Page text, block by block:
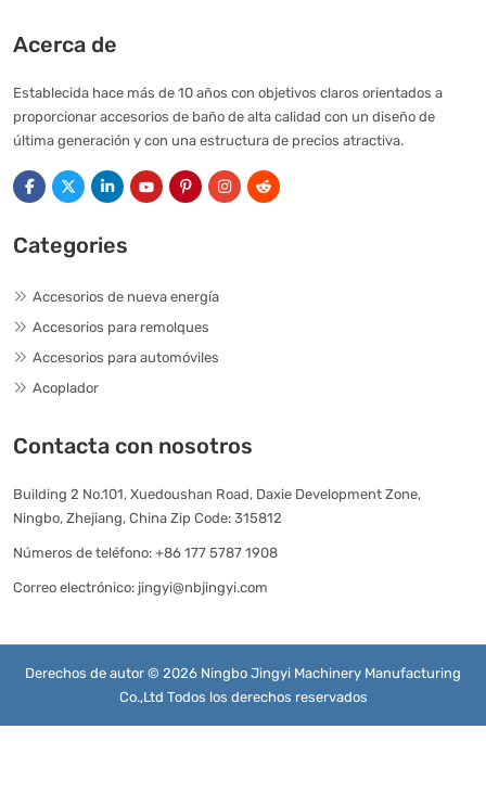
Acerca de
Establecida hace más de 10 años con objetivos claros orientados a
proporcionar accesorios de baño de alta calidad con un diseño de
última generación y con una estructura de precios atractiva.
Categories
Accesorios de nueva energía
Accesorios para remolques
Accesorios para automóviles
Acoplador
Contacta con nosotros
Building 2 No.101, Xuedoushan Road, Daxie Development Zone,
Ningbo, Zhejiang, China Zip Code: 315812
Números de teléfono: +86 177 5787 1908
Correo electrónico: jingyi@nbjingyi.com
Derechos de autor © 2026 Ningbo Jingyi Machinery Manufacturing
Co.,Ltd Todos los derechos reservados